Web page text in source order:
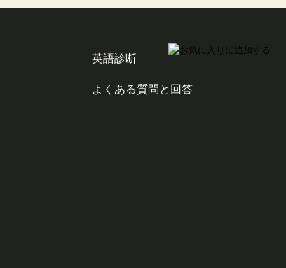
英語診断
よくある質問と回答